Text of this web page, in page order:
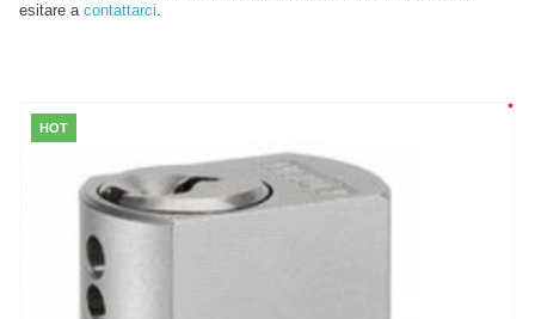
esitare a contattarci.
HOT